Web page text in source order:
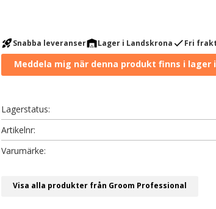
rocket_launchSnabba leveranserwarehouseLager i Landskrona checkFri
Lagerstatus
Artikelnr
Visa alla produkter från Groom Professional